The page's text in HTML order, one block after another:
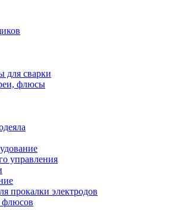
для сварки
флюсы
управления
прокалки электродов
флюсов